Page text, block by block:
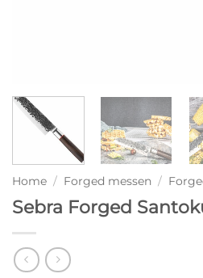
Home / Forged messen /
Sebra Forged